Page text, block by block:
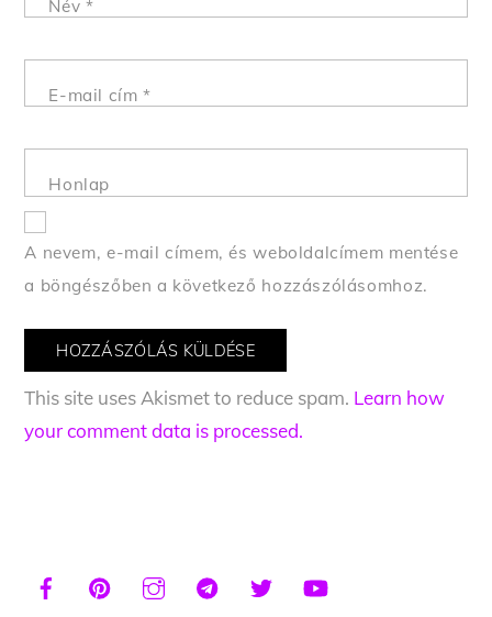
Név *
E-mail cím*
Honlap
A nevem, e-mail címem, és weboldalcímem mentése
a böngészőben a következő hozzászólásomhoz.
This site uses Akismet to reduce spam. Learn how
your comment data is processed.